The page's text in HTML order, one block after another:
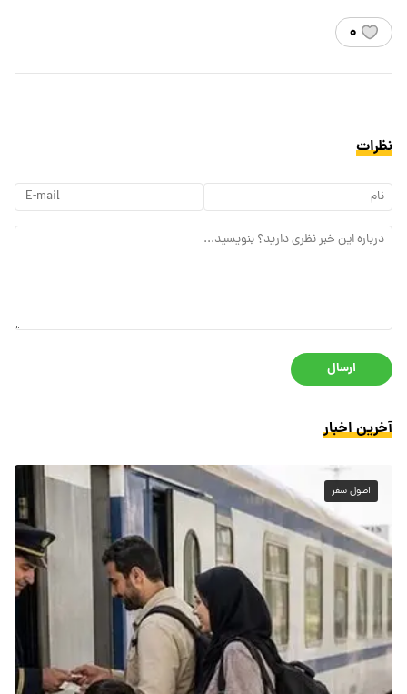
۰
نظرات
ارسال
آخرین اخبار
اصول سفر